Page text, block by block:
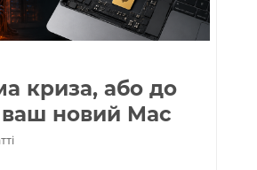
криза, або до
ваш новий Mac